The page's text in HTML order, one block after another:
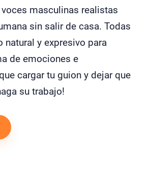
masculinas realistas
sin salir de casa. Todas
natural y expresivo para
de emociones e
cargar tu guion y dejar que
su trabajo!